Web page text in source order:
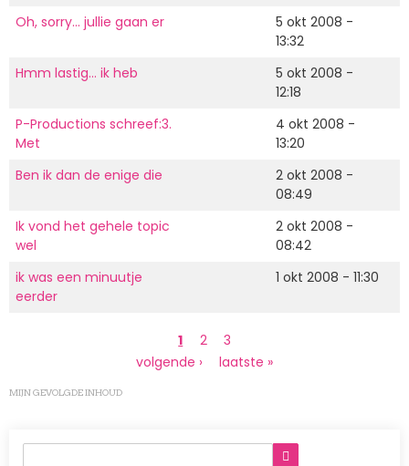
Oh, sorry... jullie gaan er
5 okt 2008 -
13:32
Hmm lastig... ik heb
5 okt 2008 -
12:18
P-Productions schreef:3.
Met
4 okt 2008 -
13:20
Ben ik dan de enige die
2 okt 2008 -
08:49
Ik vond het gehele topic
wel
2 okt 2008 -
08:42
ik was een minuutje
eerder
1 okt 2008 - 11:30
Huidige
pagina
1 Page
2 Page
3
Volgende
volgende ›
Laatste
laatste »
MIJN GEVOLGDE INHOUD